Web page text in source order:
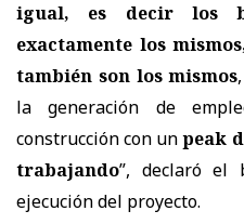
igual, es decir los
exactamente los
también son los mismos
la generación de
construcción con unpeak
trabajando”, declaró el
ejecución del proyecto.